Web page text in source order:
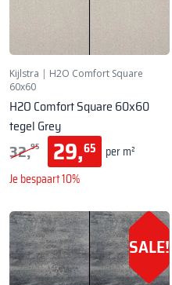
Kijlstra | H2O Comfort Square
60x60
H2O Comfort Square 60x60
tegel Grey
32,95 29,65
per m²
Je bespaart 10%
SALE!